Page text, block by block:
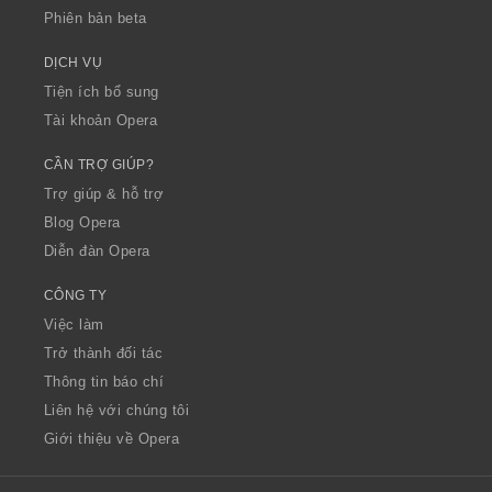
Phiên bản beta
DỊCH VỤ
Tiện ích bổ sung
Tài khoản Opera
CẦN TRỢ GIÚP?
Trợ giúp & hỗ trợ
Blog Opera
Diễn đàn Opera
CÔNG TY
Việc làm
Trở thành đối tác
Thông tin báo chí
Liên hệ với chúng tôi
Giới thiệu về Opera